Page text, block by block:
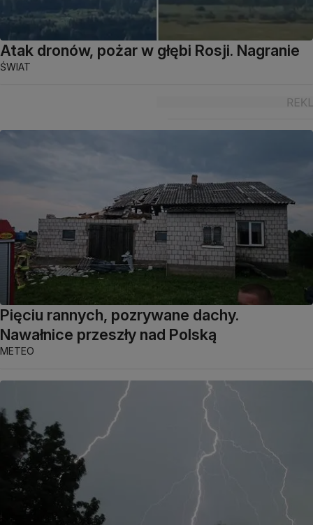
Atak dronów, pożar w głębi Rosji. Nagranie
ŚWIAT
Pięciu rannych, pozrywane dachy.
Nawałnice przeszły nad Polską
METEO